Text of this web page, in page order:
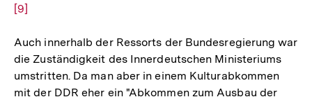
[9]
Auch innerhalb der Ressorts der Bundesregierung war
die Zuständigkeit des Innerdeutschen Ministeriums
umstritten. Da man aber in einem Kulturabkommen
mit der DDR eher ein "Abkommen zum Ausbau der